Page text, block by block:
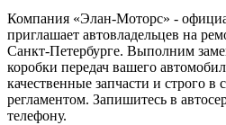
Компания «Элан-Моторс» -
приглашает автовладельцев на
Санкт-Петербурге. Выполним
коробки передач вашего
качественные запчасти и строго в
регламентом. Запишитесь в
телефону.